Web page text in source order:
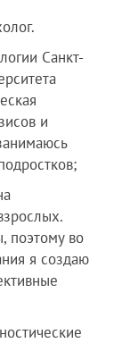
Санкт-
и
поэтому во
я создаю